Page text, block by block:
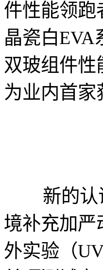
件性能领跑
晶瓷白EVA
双玻组件性
为业内首
新的认证
境补充加严
外实验（